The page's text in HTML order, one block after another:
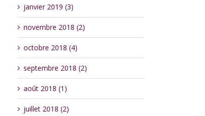
janvier 2019 (3)
novembre 2018 (2)
octobre 2018 (4)
septembre 2018 (2)
août 2018 (1)
juillet 2018 (2)